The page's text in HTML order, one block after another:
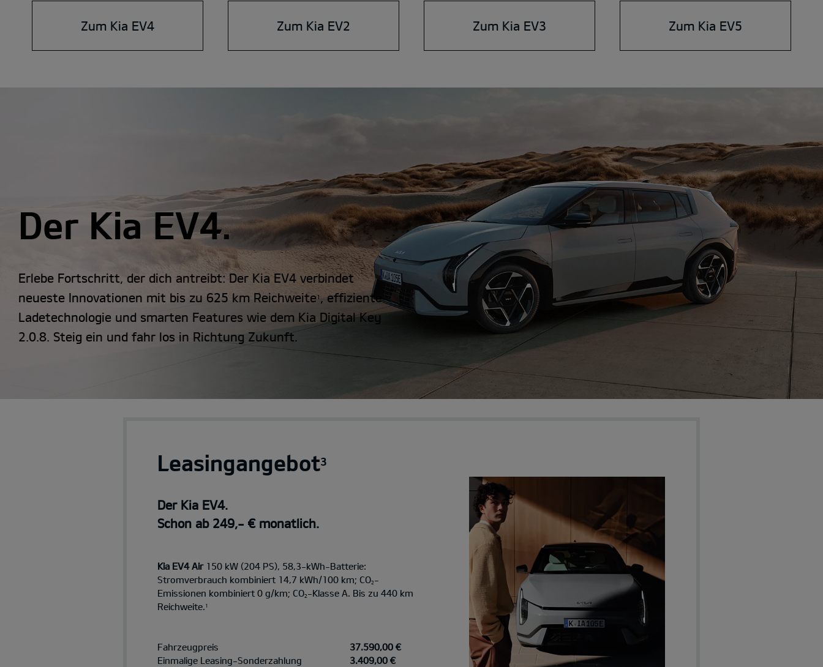
Zum Kia EV4 Zum Kia EV2 Zum Kia EV3 Zum Kia EV5
Der Kia EV4.
Erlebe Fortschritt, der dich antreibt: Der Kia EV4 verbindet
neueste Innovationen mit bis zu 625 km Reichweite1 , effiziente
Ladetechnologie und smarten Features wie dem Kia Digital Key
2.0.8. Steig ein und fahr los in Richtung Zukunft.
Leasingangebot3
Der Kia EV4.
Schon ab 249,- € monatlich.
Kia EV4 Air150 kW (204 PS), 58,3-kWh-Batterie:
Stromverbrauch kombiniert 14,7 kWh/100 km; CO2 -
Emissionen kombiniert 0 g/km; CO2 -Klasse A. Bis zu 440 km
Reichweite. 1
Fahrzeugpreis
37.590,00 €
Einmalige Leasing-Sonderzahlung
3.409,00 €